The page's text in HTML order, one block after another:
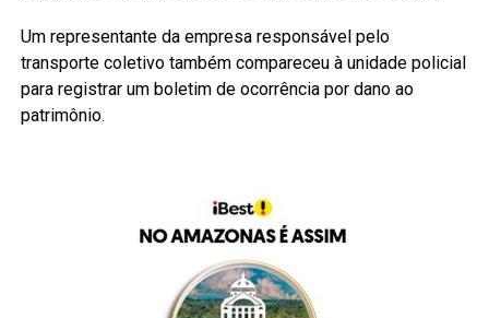
Um representante da empresa responsável pelo
transporte coletivo também compareceu à unidade policial
para registrar um boletim de ocorrência por dano ao
patrimônio.